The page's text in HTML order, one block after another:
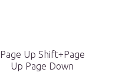
Page Up Shift+Page
Up Page Down